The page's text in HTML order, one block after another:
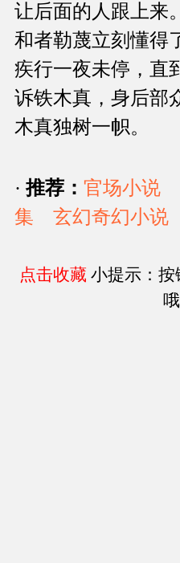
让后面的人跟上来
和者勒蔑立刻懂得
疾行一夜未停，直
诉铁木真，身后部
木真独树一帜。
· 推荐： 官场小说
集
玄幻奇幻小说
点击收藏 小提示：按
哦